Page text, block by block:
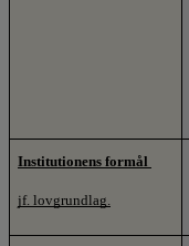
Institutionens formål
jf. lovgrundlag.